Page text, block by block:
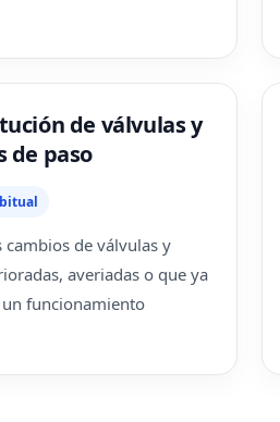
de válvulas y
de paso
cambios de válvulas y
averiadas o que ya
funcionamiento